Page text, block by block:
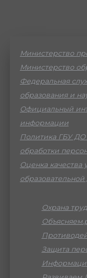
Министерство
Министерство
Федеральная
образования и
Официальный
информации
Политика ГБУ
обработки
Оценка качества
образовательной
Охрана
Защита